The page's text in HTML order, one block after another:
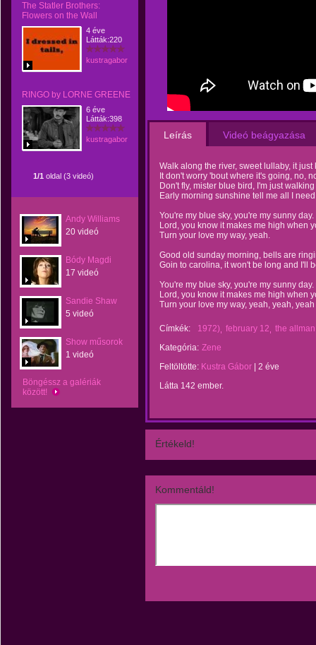
The Statler Brothers:
Flowers on the Wall
4 éve
Látták:220
kustragabor
RINGO by LORNE GREENE
6 éve
Látták:398
kustragabor
1/1 oldal (3 videó)
Andy Williams
20 videó
Bódy Magdi
17 videó
Sandie Shaw
5 videó
Show műsorok
1 videó
Böngéssz a galériák
között!
Leírás Videó beágyazása
Walk along the river, sweet lullaby, it
It don't worry 'bout where it's going, no,
Don't fly, mister blue bird, I'm just
Early morning sunshine tell me all I
You're my blue sky, you're my sunny day.
Lord, you know it makes me high when
Turn your love my way, yeah.
Good old sunday morning, bells are
Goin to carolina, it won't be long and I'll
You're my blue sky, you're my sunny day.
Lord, you know it makes me high when
Turn your love my way, yeah, yeah, yeah
Címkék: 1972) february 12
the
Kategória: Zene
Feltöltötte: Kustra Gábor
2 éve
Látta 142 ember.
Értékeld!
Kommentáld!